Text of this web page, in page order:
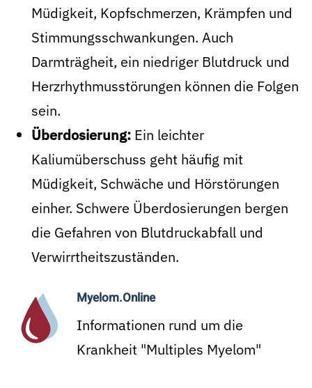
Müdigkeit, Kopfschmerzen, Krämpfen und
Stimmungsschwankungen. Auch
Darmträgheit, ein niedriger Blutdruck und
Herzrhythmusstörungen können die Folgen
sein.
Überdosierung: Ein leichter
Kaliumüberschuss geht häufig mit
Müdigkeit, Schwäche und Hörstörungen
einher. Schwere Überdosierungen bergen
die Gefahren von Blutdruckabfall und
Verwirrtheitszuständen.
Myelom.Online
Informationen rund um die
Krankheit "Multiples Myelom"